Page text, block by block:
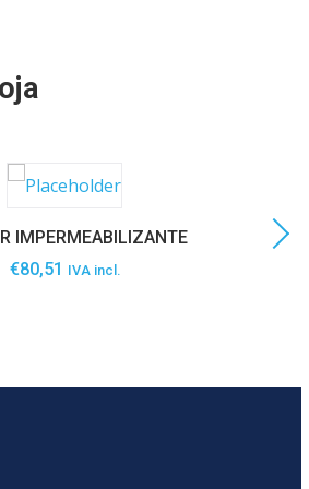
IMPERMEABILIZANTE
€80,51 IVA incl.
SABER MAIS